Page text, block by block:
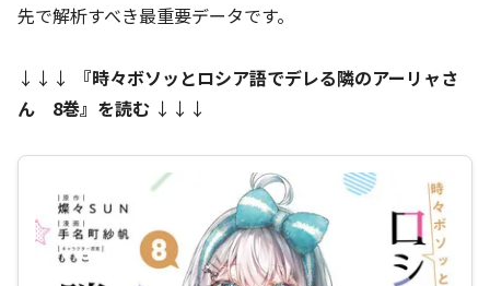
先で解析すべき最重要データです。
↓↓↓
『時々ボソッとロシア語でデレる隣のアーリャさ
ん 8巻』を読む ↓↓↓